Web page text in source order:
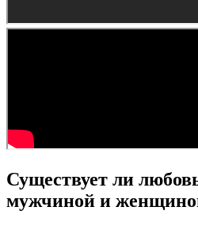
Существует ли
мужчиной и